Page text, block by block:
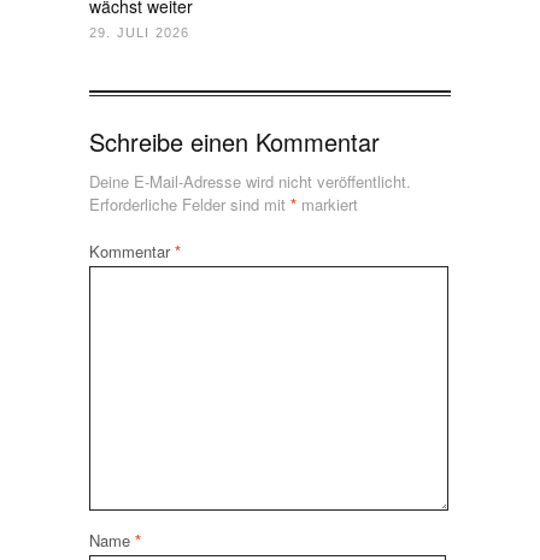
wächst weiter
29. JULI 2026
Schreibe einen Kommentar
Deine E-Mail-Adresse wird nicht veröffentlicht.
Erforderliche Felder sind mit * markiert
Kommentar*
Name *